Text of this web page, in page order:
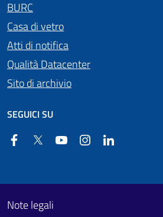
BURC
Casa di vetro
Atti di notifica
Qualità Datacenter
Sito di archivio
SEGUICI SU
FacebookTwitter YouTube Instagram
Footer First
Useful links section
Note legali